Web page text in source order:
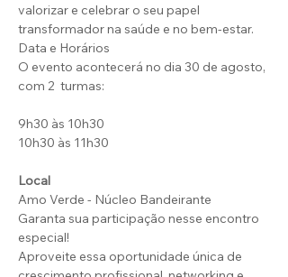
valorizar e celebrar o seu papel
transformador na saúde e no bem-estar.
Data e Horários
O evento acontecerá no dia 30 de agosto,
com 2  turmas:
9h30 às 10h30
10h30 às 11h30
Local
Amo Verde - Núcleo Bandeirante
Garanta sua participação nesse encontro
especial!
Aproveite essa oportunidade única de